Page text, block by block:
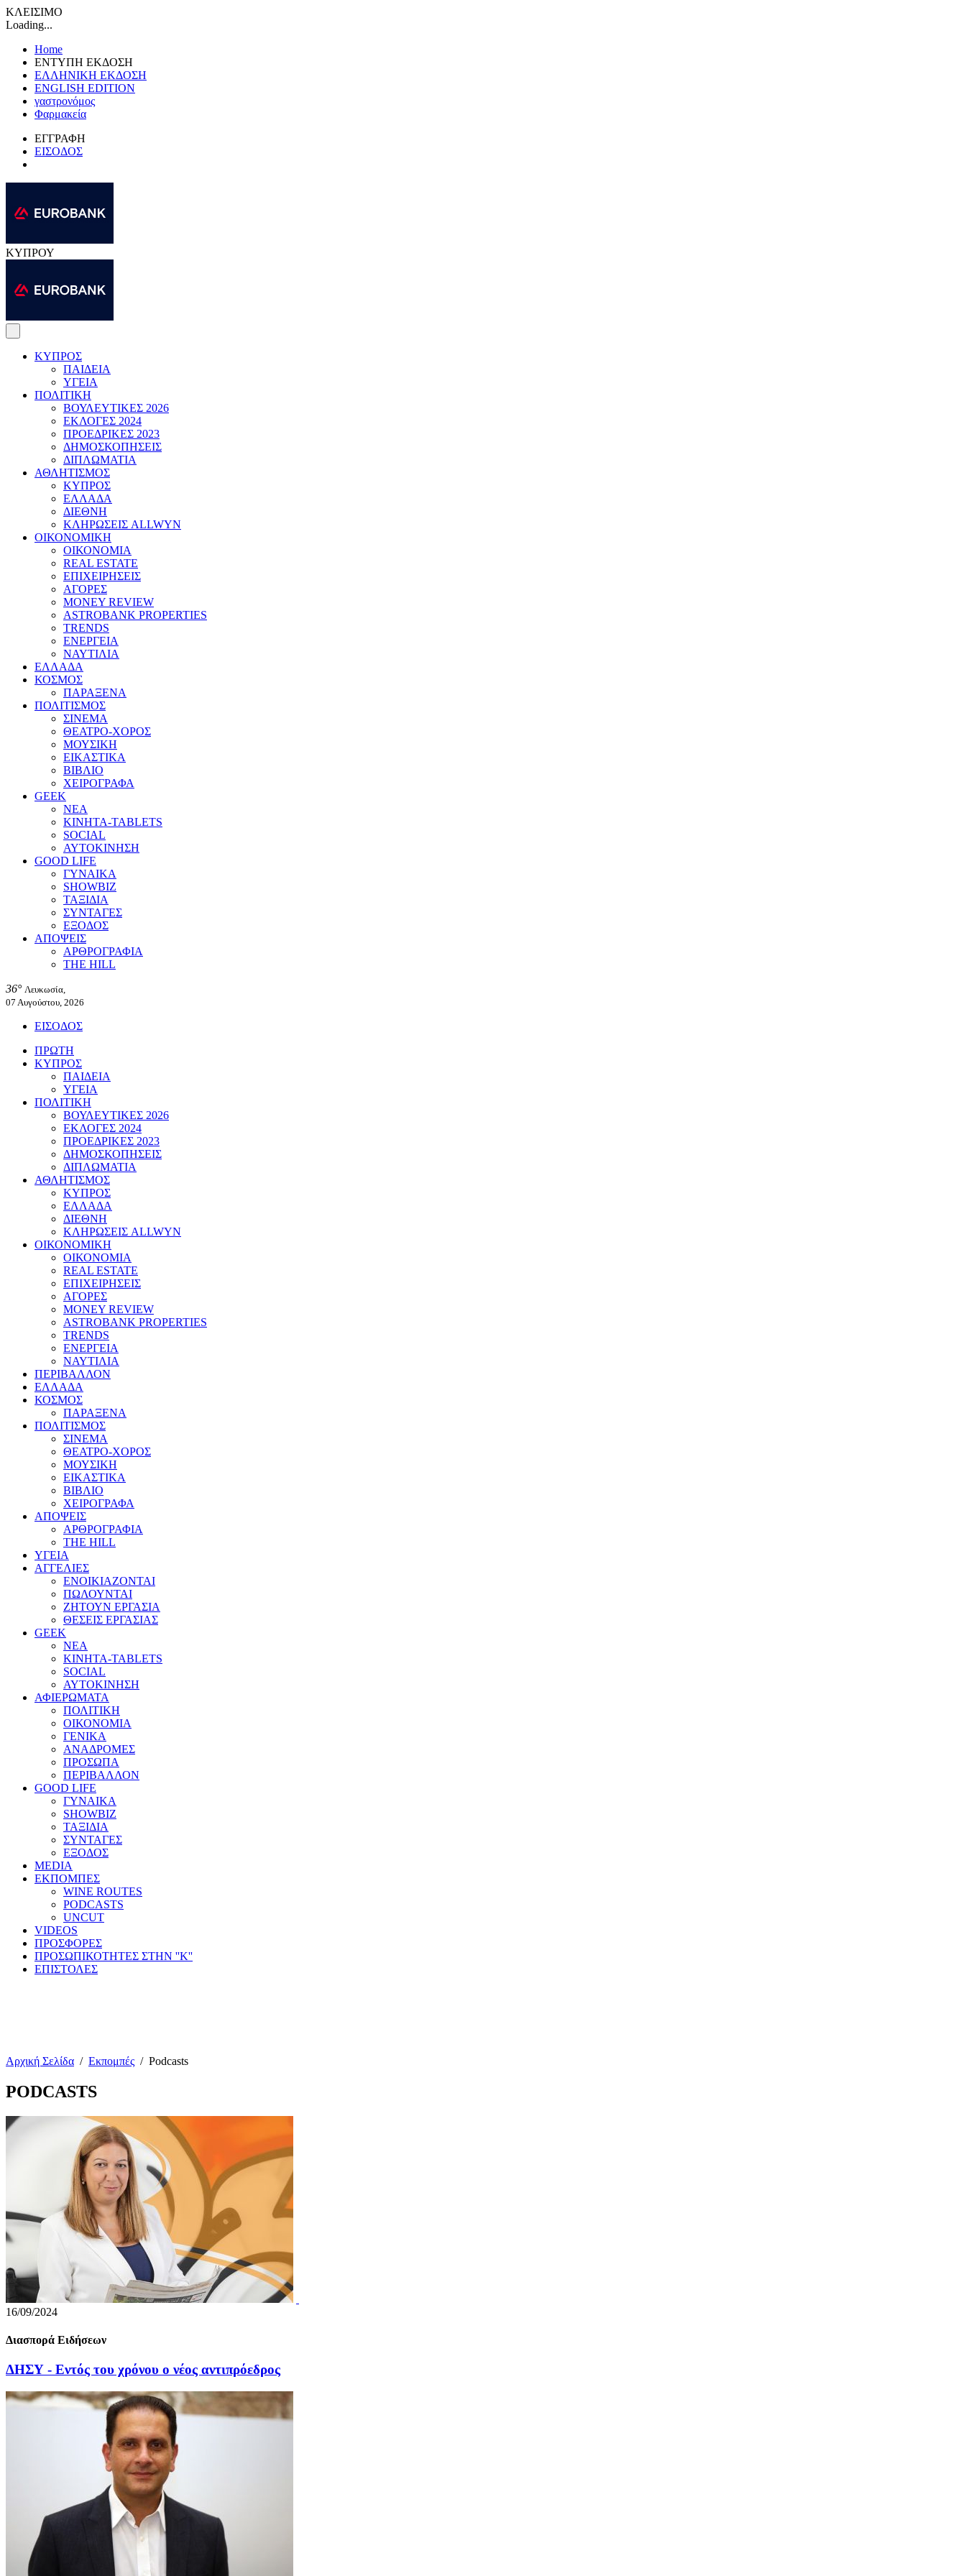
ΚΛΕΙΣΙΜΟ
Loading...
Home
ΕΝΤΥΠΗ ΕΚΔΟΣΗ
ΕΛΛΗΝΙΚΗ ΕΚΔΟΣΗ
ENGLISH EDITION
γαστρονόμος
Φαρμακεία
ΕΓΓΡΑΦΗ
ΕΙΣΟΔΟΣ
ΚΥΠΡΟΥ
ΚΥΠΡΟΣ
ΠΑΙΔΕΙΑ
ΥΓΕΙΑ
ΠΟΛΙΤΙΚΗ
ΒΟΥΛΕΥΤΙΚΕΣ 2026
ΕΚΛΟΓΕΣ 2024
ΠΡΟΕΔΡΙΚΕΣ 2023
ΔΗΜΟΣΚΟΠΗΣΕΙΣ
ΔΙΠΛΩΜΑΤΙΑ
ΑΘΛΗΤΙΣΜΟΣ
ΚΥΠΡΟΣ
ΕΛΛΑΔΑ
ΔΙΕΘΝΗ
ΚΛΗΡΩΣΕΙΣ ALLWYN
ΟΙΚΟΝΟΜΙΚΗ
ΟΙΚΟΝΟΜΙΑ
REAL ESTATE
ΕΠΙΧΕΙΡΗΣΕΙΣ
ΑΓΟΡΕΣ
MONEY REVIEW
ASTROBANK PROPERTIES
TRENDS
ΕΝΕΡΓΕΙΑ
ΝΑΥΤΙΛΙΑ
ΕΛΛΑΔΑ
ΚΟΣΜΟΣ
ΠΑΡΑΞΕΝΑ
ΠΟΛΙΤΙΣΜΟΣ
ΣΙΝΕΜΑ
ΘΕΑΤΡΟ-ΧΟΡΟΣ
ΜΟΥΣΙΚΗ
ΕΙΚΑΣΤΙΚΑ
ΒΙΒΛΙΟ
ΧΕΙΡΟΓΡΑΦΑ
GEEK
ΝΕΑ
ΚΙΝΗΤΑ-TABLETS
SOCIAL
ΑΥΤΟΚΙΝΗΣΗ
GOOD LIFE
ΓΥΝΑΙΚΑ
SHOWBIZ
ΤΑΞΙΔΙΑ
ΣΥΝΤΑΓΕΣ
ΕΞΟΔΟΣ
ΑΠΟΨΕΙΣ
ΑΡΘΡΟΓΡΑΦΙΑ
THE HILL
36° Λευκωσία,
07 Αυγούστου, 2026
ΕΙΣΟΔΟΣ
ΠΡΩΤΗ
ΚΥΠΡΟΣ
ΠΑΙΔΕΙΑ
ΥΓΕΙΑ
ΠΟΛΙΤΙΚΗ
ΒΟΥΛΕΥΤΙΚΕΣ 2026
ΕΚΛΟΓΕΣ 2024
ΠΡΟΕΔΡΙΚΕΣ 2023
ΔΗΜΟΣΚΟΠΗΣΕΙΣ
ΔΙΠΛΩΜΑΤΙΑ
ΑΘΛΗΤΙΣΜΟΣ
ΚΥΠΡΟΣ
ΕΛΛΑΔΑ
ΔΙΕΘΝΗ
ΚΛΗΡΩΣΕΙΣ ALLWYN
ΟΙΚΟΝΟΜΙΚΗ
ΟΙΚΟΝΟΜΙΑ
REAL ESTATE
ΕΠΙΧΕΙΡΗΣΕΙΣ
ΑΓΟΡΕΣ
MONEY REVIEW
ASTROBANK PROPERTIES
TRENDS
ΕΝΕΡΓΕΙΑ
ΝΑΥΤΙΛΙΑ
ΠΕΡΙΒΑΛΛΟΝ
ΕΛΛΑΔΑ
ΚΟΣΜΟΣ
ΠΑΡΑΞΕΝΑ
ΠΟΛΙΤΙΣΜΟΣ
ΣΙΝΕΜΑ
ΘΕΑΤΡΟ-ΧΟΡΟΣ
ΜΟΥΣΙΚΗ
ΕΙΚΑΣΤΙΚΑ
ΒΙΒΛΙΟ
ΧΕΙΡΟΓΡΑΦΑ
ΑΠΟΨΕΙΣ
ΑΡΘΡΟΓΡΑΦΙΑ
THE HILL
ΥΓΕΙΑ
ΑΓΓΕΛΙΕΣ
ΕΝΟΙΚΙΑΖΟΝΤΑΙ
ΠΩΛΟΥΝΤΑΙ
ΖΗΤΟΥΝ ΕΡΓΑΣΙΑ
ΘΕΣΕΙΣ ΕΡΓΑΣΙΑΣ
GEEK
ΝΕΑ
ΚΙΝΗΤΑ-TABLETS
SOCIAL
ΑΥΤΟΚΙΝΗΣΗ
ΑΦΙΕΡΩΜΑΤΑ
ΠΟΛΙΤΙΚΗ
ΟΙΚΟΝΟΜΙΑ
ΓΕΝΙΚΑ
ΑΝΑΔΡΟΜΕΣ
ΠΡΟΣΩΠΑ
ΠΕΡΙΒΑΛΛΟΝ
GOOD LIFE
ΓΥΝΑΙΚΑ
SHOWBIZ
ΤΑΞΙΔΙΑ
ΣΥΝΤΑΓΕΣ
ΕΞΟΔΟΣ
MEDIA
ΕΚΠΟΜΠΕΣ
WINE ROUTES
PODCASTS
UNCUT
VIDEOS
ΠΡΟΣΦΟΡΕΣ
ΠΡΟΣΩΠΙΚΟΤΗΤΕΣ ΣΤΗΝ ''Κ''
ΕΠΙΣΤΟΛΕΣ
Αρχική Σελίδα / Εκπομπές / Podcasts
PODCASTS
16/09/2024
Διασπορά Ειδήσεων
ΔΗΣΥ - Εντός του χρόνου ο νέος αντιπρόεδρος